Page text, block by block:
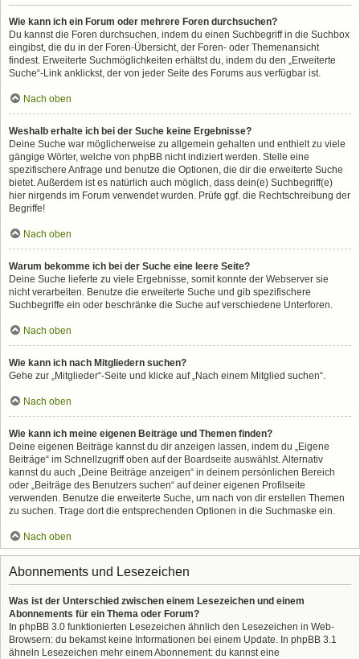
Wie kann ich ein Forum oder mehrere Foren durchsuchen?
Du kannst die Foren durchsuchen, indem du einen Suchbegriff in die Suchbox
eingibst, die du in der Foren-Übersicht, der Foren- oder Themenansicht
findest. Erweiterte Suchmöglichkeiten erhältst du, indem du den „Erweiterte
Suche“-Link anklickst, der von jeder Seite des Forums aus verfügbar ist.
Nach oben
Weshalb erhalte ich bei der Suche keine Ergebnisse?
Deine Suche war möglicherweise zu allgemein gehalten und enthielt zu viele
gängige Wörter, welche von phpBB nicht indiziert werden. Stelle eine
spezifischere Anfrage und benutze die Optionen, die dir die erweiterte Suche
bietet. Außerdem ist es natürlich auch möglich, dass dein(e) Suchbegriff(e)
hier nirgends im Forum verwendet wurden. Prüfe ggf. die Rechtschreibung der
Begriffe!
Nach oben
Warum bekomme ich bei der Suche eine leere Seite?
Deine Suche lieferte zu viele Ergebnisse, somit konnte der Webserver sie
nicht verarbeiten. Benutze die erweiterte Suche und gib spezifischere
Suchbegriffe ein oder beschränke die Suche auf verschiedene Unterforen.
Nach oben
Wie kann ich nach Mitgliedern suchen?
Gehe zur „Mitglieder“-Seite und klicke auf „Nach einem Mitglied suchen“.
Nach oben
Wie kann ich meine eigenen Beiträge und Themen finden?
Deine eigenen Beiträge kannst du dir anzeigen lassen, indem du „Eigene
Beiträge“ im Schnellzugriff oben auf der Boardseite auswählst. Alternativ
kannst du auch „Deine Beiträge anzeigen“ in deinem persönlichen Bereich
oder „Beiträge des Benutzers suchen“ auf deiner eigenen Profilseite
verwenden. Benutze die erweiterte Suche, um nach von dir erstellen Themen
zu suchen. Trage dort die entsprechenden Optionen in die Suchmaske ein.
Nach oben
Abonnements und Lesezeichen
Was ist der Unterschied zwischen einem Lesezeichen und einem
Abonnements für ein Thema oder Forum?
In phpBB 3.0 funktionierten Lesezeichen ähnlich den Lesezeichen in Web-
Browsern: du bekamst keine Informationen bei einem Update. In phpBB 3.1
ähneln Lesezeichen mehr einem Abonnement: du kannst eine